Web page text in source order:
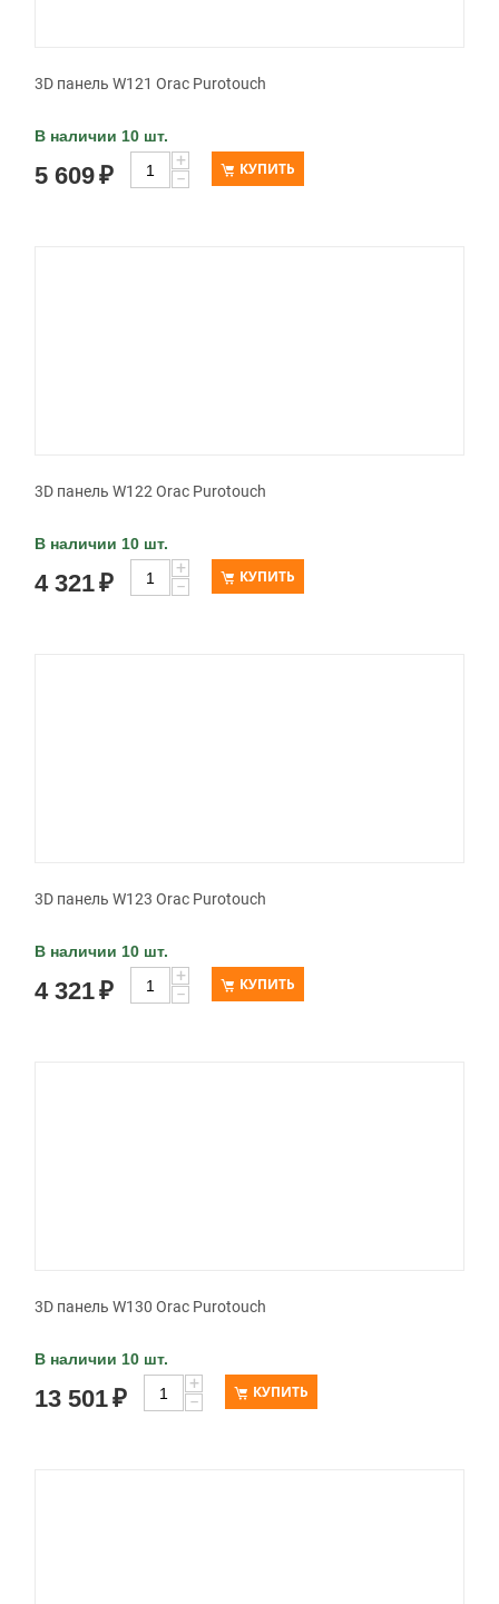
3D панель W121 Orac Purotouch
В наличии 10 шт.
5 609₽
+
−
КУПИТЬ
3D панель W122 Orac Purotouch
В наличии 10 шт.
4 321₽
+
−
КУПИТЬ
3D панель W123 Orac Purotouch
В наличии 10 шт.
4 321₽
+
−
КУПИТЬ
3D панель W130 Orac Purotouch
В наличии 10 шт.
13 501₽
+
−
КУПИТЬ